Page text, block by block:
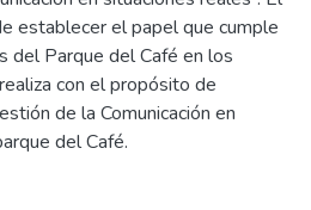
establecer el papel que cumple
del Parque del Café en los
con el propósito de
de la Comunicación en
del Café.